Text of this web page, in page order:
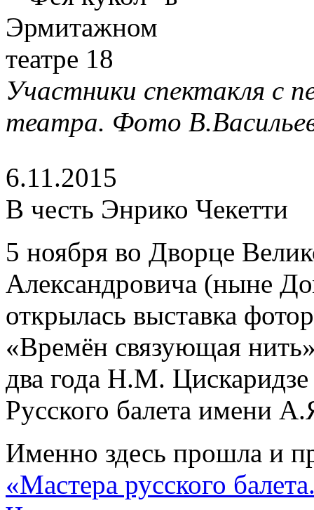
Участники спектакля с
театра. Фото
6.11.2015
В честь Энрико Чекетти
5 ноября во Дворце
Александровича (ныне
открылась выставка
«Времён связующая
два года Н.М.
Русского балета имени
Именно здесь прошла и
«Мастера русского